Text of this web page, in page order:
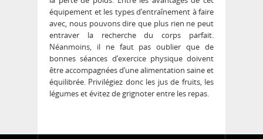
équipement et les types d’entraînement à faire
avec, nous pouvons dire que plus rien ne peut
entraver la recherche du corps parfait.
Néanmoins, il ne faut pas oublier que de
bonnes séances d’exercice physique doivent
être accompagnées d’une alimentation saine et
équilibrée. Privilégiez donc les jus de fruits, les
légumes et évitez de grignoter entre les repas.